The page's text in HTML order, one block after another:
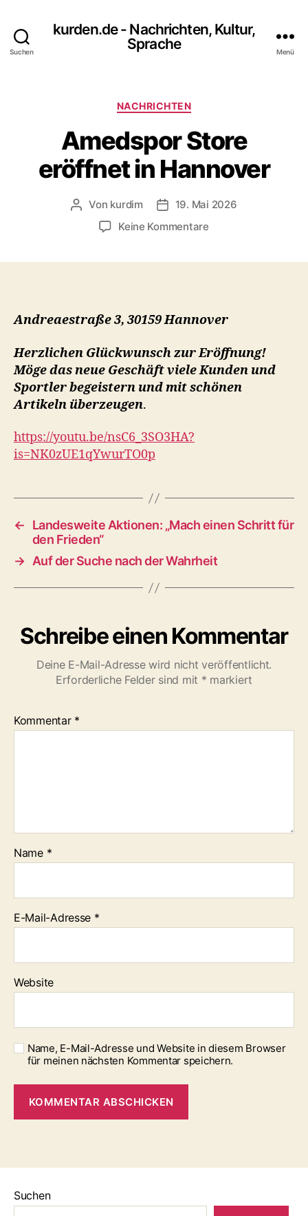
Suchen
kurden.de - Nachrichten, Kultur,
Sprache
Menü
Kategorien
NACHRICHTEN
Amedspor Store
eröffnet in Hannover
Beitragsautor
Von kurdim Veröffentlichungsdatum
19. Mai 2026
Keine Kommentarezu
Andreaestraße 3, 30159 Hannover
Herzlichen Glückwunsch zur Eröffnung!
Möge das neue Geschäft viele Kunden und
Sportler begeistern und mit schönen
Artikeln überzeugen.
https://youtu.be/nsC6_3SO3HA?
is=NK0zUE1qYwurTO0p
←
Landesweite Aktionen: „Mach einen Schritt für
den Frieden“
→ Auf der Suche nach der Wahrheit
Schreibe einen Kommentar
Deine E-Mail-Adresse wird nicht veröffentlicht.
Erforderliche Felder sind mit * markiert
Kommentar *
Name *
E-Mail-Adresse *
Website
Name, E-Mail-Adresse und Website in diesem Browser
für meinen nächsten Kommentar speichern.
Suchen